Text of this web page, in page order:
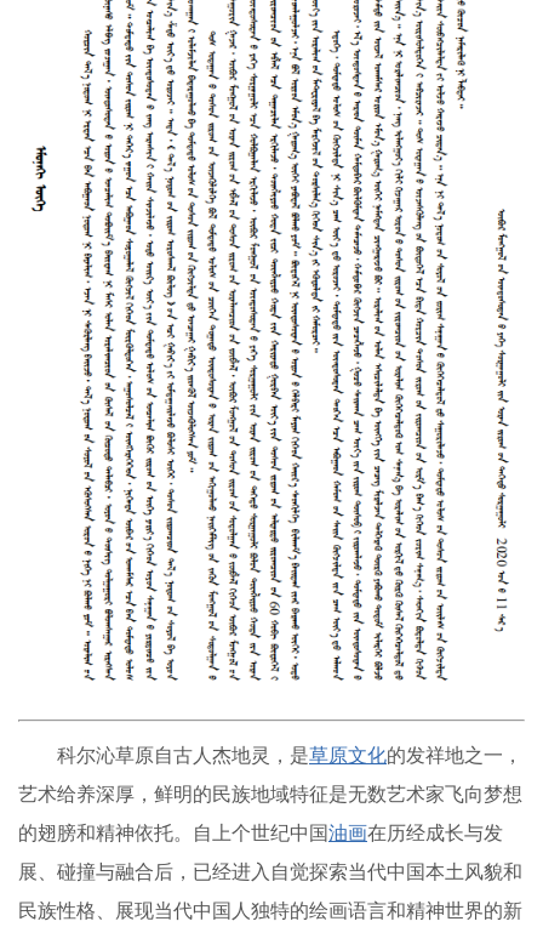
科尔沁草原自古人杰地灵，是草原文化的发祥地之一，
艺术给养深厚，鲜明的民族地域特征是无数艺术家飞向梦想
的翅膀和精神依托。自上个世纪中国油画在历经成长与发
展、碰撞与融合后，已经进入自觉探索当代中国本土风貌和
民族性格、展现当代中国人独特的绘画语言和精神世界的新